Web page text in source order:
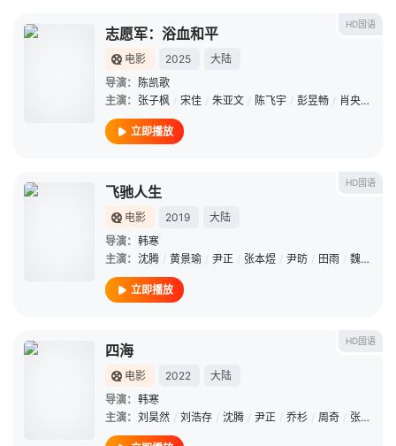
HD国语
志愿军：浴血和平
电影 2025
大陆
导演：
陈凯歌
主演： 张子枫 / 宋佳 / 朱亚文 / 陈飞宇 / 彭昱畅 / 肖央 /
立即播放
HD国语
飞驰人生
电影 2019
大陆
导演： 韩寒
主演： 沈腾 / 黄景瑜 / 尹正 / 张本煜 / 尹昉 / 田雨 / 魏翔
立即播放
HD国语
四海
电影 2022
大陆
导演： 韩寒
主演： 刘昊然 / 刘浩存 / 沈腾 / 尹正 / 乔杉 / 周奇 / 张宥浩